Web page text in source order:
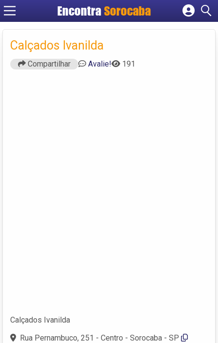
EncontraSorocaba
Cadastrar empresa
Criar conta
Calçados Ivanilda
Compartilhar Avalie! 191
Calçados Ivanilda
Rua Pernambuco, 251 - Centro - Sorocaba - SP